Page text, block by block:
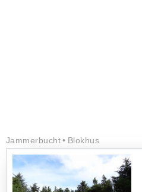
Jammerbucht Blokhus